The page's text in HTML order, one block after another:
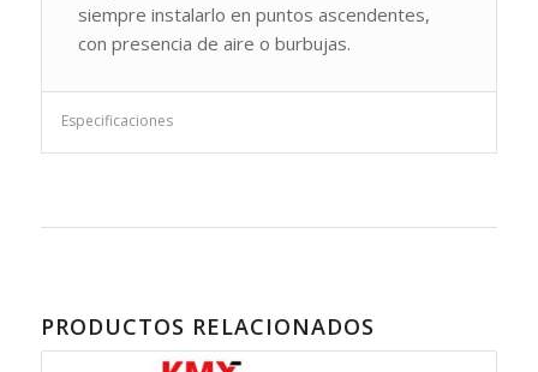
siempre instalarlo en puntos ascendentes,
con presencia de aire o burbujas.
Especificaciones
PRODUCTOS RELACIONADOS